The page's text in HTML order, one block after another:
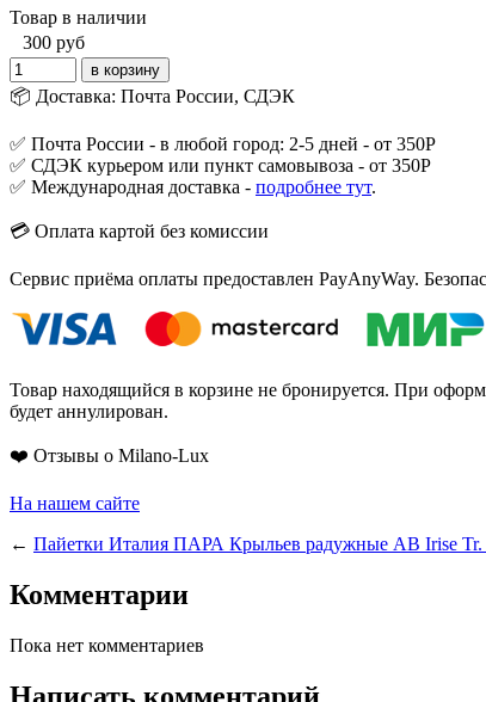
Товар в наличии
300 руб
📦 Доставка: Почта России, СДЭК
✅ Почта России - в любой город: 2-5 дней - от 350Р
✅ СДЭК курьером или пункт самовывоза - от 350Р
✅ Международная доставка - подробнее тут.
💳 Оплата картой без комиссии
Сервис приёма оплаты предоставлен PayAnyWay.
Товар находящийся в корзине не бронируется. При
будет аннулирован.
❤️ Отзывы о Milano-Lux
На нашем сайте
← Пайетки Италия ПАРА Крыльев радужные AB Irise Tr.
Комментарии
Пока нет комментариев
Написать комментарий